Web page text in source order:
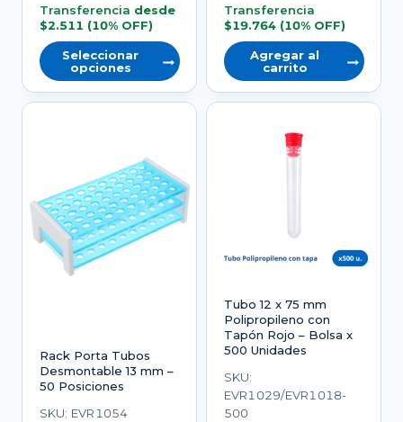
de
desde
$2.790
hasta
Transferencia desde
$2.511 (10% OFF)
Seleccionar
opciones
Este
variantes.
Las
opciones
la
página
del
Transferencia
$19.764 (10% OFF)
Agregar al
carrito
Rack Porta Tubos
Desmontable 13 mm –
50 Posiciones
SKU: EVR1054
Tubo 12 x 75 mm
Polipropileno con
Tapón Rojo – Bolsa x
500 Unidades
SKU:
EVR1029/EVR1018-
500